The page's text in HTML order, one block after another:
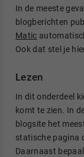
In de meeste
blogberichten
Matic
Ook dat stel je
Lezen
In dit onderdeel
komt te zien. In
blogsite het
statische pagina
Daarnaast